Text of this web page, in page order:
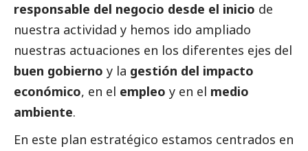
responsable del negocio desde el inicio de
nuestra actividad y hemos ido ampliado
nuestras actuaciones en los diferentes ejes del
buen gobierno y la gestión del impacto
económico, en el empleo y en el medio
ambiente.
En este plan estratégico estamos centrados en